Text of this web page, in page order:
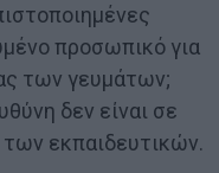
προσωπικό για
των γευμάτων;
δεν είναι σε
εκπαιδευτικών.